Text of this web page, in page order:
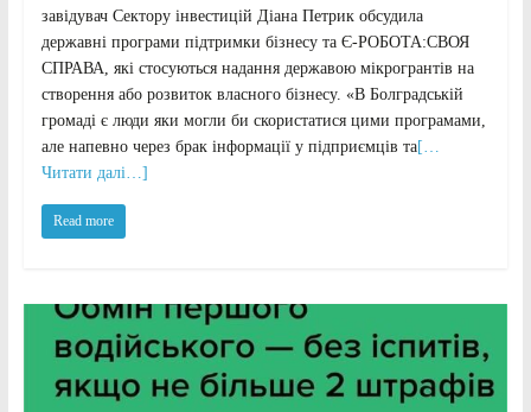
завідувач Сектору інвестицій Діана Петрик обсудила
державні програми підтримки бізнесу та Є-РОБОТА:СВОЯ
СПРАВА, які стосуються надання державою мікрогрантів на
створення або розвиток власного бізнесу. «В Болградській
громаді є люди яки могли би скористатися цими програмами,
але напевно через брак інформації у підприємців та[…
Читати далі…]
Read more